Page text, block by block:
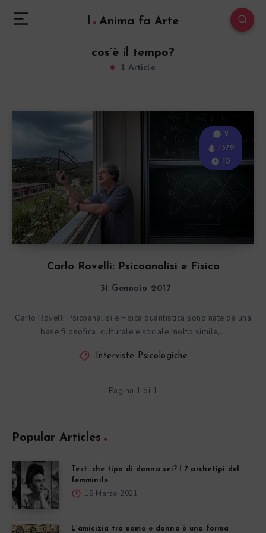
l Anima fa Arte
cos’è il tempo?
1 Article
Carlo Rovelli: Psicoanalisi e Fisica
2
1379
10
31 Gennaio 2017
Carlo Rovelli Psicoanalisi e Fisica quantistica sono nate da una
base filosofica, culturale e sociale molto simile,…
Interviste Psicologiche
Pagina 1 di 1
Popular Articles
Test: che tipo di donna sei? I 7 archetipi del
femminile
18 Marzo 2021
L’amicizia tra uomo e donna è una forma